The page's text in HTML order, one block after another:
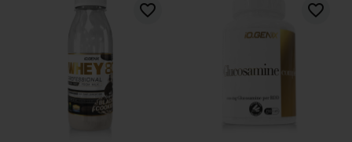
favorite_border favorite_border